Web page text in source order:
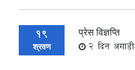
19
श्रवण
प्रेस विज्ञप्ति
2 दिन अगाडी